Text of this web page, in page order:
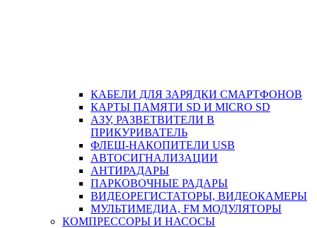
КАБЕЛИ ДЛЯ ЗАРЯДКИ СМАРТФОНОВ
КАРТЫ ПАМЯТИ SD И MICRO SD
АЗУ, РАЗВЕТВИТЕЛИ В
ПРИКУРИВАТЕЛЬ
ФЛЕШ-НАКОПИТЕЛИ USB
АВТОСИГНАЛИЗАЦИИ
АНТИРАДАРЫ
ПАРКОВОЧНЫЕ РАДАРЫ
ВИДЕОРЕГИСТАТОРЫ, ВИДЕОКАМЕРЫ
МУЛЬТИМЕДИА, FM МОДУЛЯТОРЫ
КОМПРЕССОРЫ И НАСОСЫ